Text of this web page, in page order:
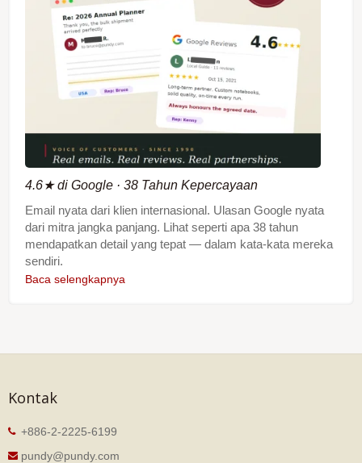
4.6★ di Google · 38 Tahun Kepercayaan
Email nyata dari klien internasional. Ulasan Google nyata
dari mitra jangka panjang. Lihat seperti apa 38 tahun
mendapatkan detail yang tepat — dalam kata-kata mereka
sendiri.
Baca selengkapnya
Kontak
+886-2-2225-6199
pundy@pundy.com